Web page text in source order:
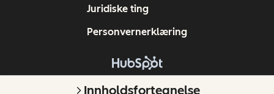
Innholdsfortegnelse
Copyright © 2026 HubSpot, Inc.
Juridiske ting
Personvernerklæring